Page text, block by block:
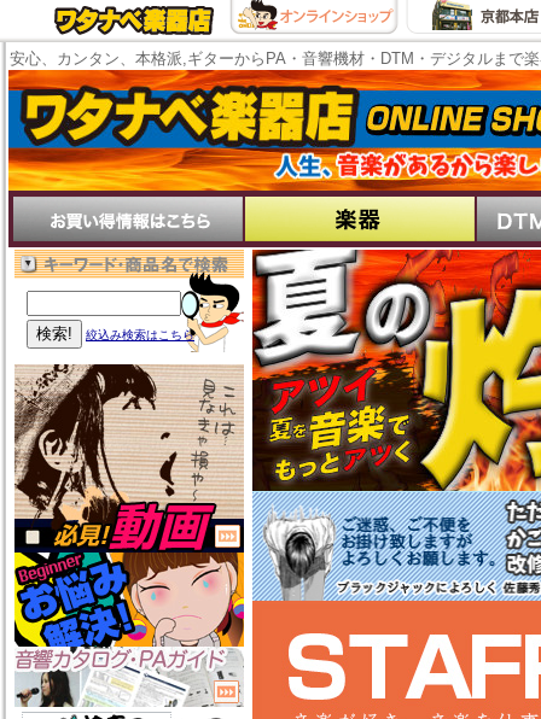
安心、カンタン、本格派,ギターからPA・音響機材・DTM・デジタルまで
絞込み検索はこちら